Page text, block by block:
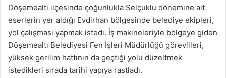
Döşemealtı ilçesinde çoğunlukla Selçuklu dönemine ait
eserlerin yer aldığı Evdirhan bölgesinde belediye ekipleri,
yol çalışması yapmak istedi. İş makineleriyle bölgeye giden
Döşemealtı Belediyesi Fen İşleri Müdürlüğü görevlileri,
yüksek gerilim hattının da geçtiği yolu düzeltmek
istedikleri sırada tarihi yapıya rastladı.